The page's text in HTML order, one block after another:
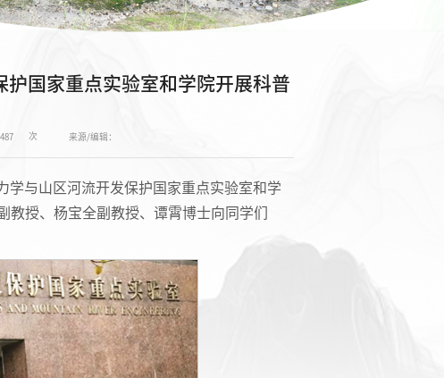
国家重点实验室和学院开展科普
次 来源/编辑：
学与山区河流开发保护国家重点实验室和学
授、杨宝全副教授、谭霄博士向同学们